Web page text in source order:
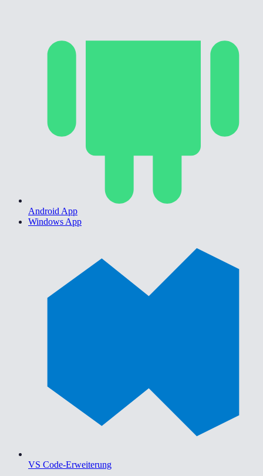
Android App
Windows App
VS Code-Erweiterung